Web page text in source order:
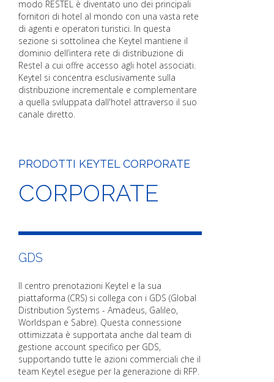
modo RESTEL è diventato uno dei principali
fornitori di hotel al mondo con una vasta rete
di agenti e operatori turistici. In questa
sezione si sottolinea che Keytel mantiene il
dominio dell’intera rete di distribuzione di
Restel a cui offre accesso agli hotel associati.
Keytel si concentra esclusivamente sulla
distribuzione incrementale e complementare
a quella sviluppata dall'hotel attraverso il suo
canale diretto.
PRODOTTI KEYTEL CORPORATE
CORPORATE
GDS
Il centro prenotazioni Keytel e la sua
piattaforma (CRS) si collega con i GDS (Global
Distribution Systems - Amadeus, Galileo,
Worldspan e Sabre). Questa connessione
ottimizzata è supportata anche dal team di
gestione account specifico per GDS,
supportando tutte le azioni commerciali che il
team Keytel esegue per la generazione di RFP.